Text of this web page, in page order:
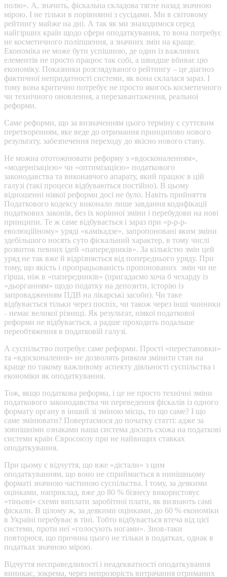
полю». А, значить, фіскальна складова тягне назад значною
мірою. І не тільки в порівнянні з сусідами. Ми в світовому
рейтингу майже на дні. А так як ми знаходимося серед
найгірших країн щодо сфери оподаткування, то вона потребує
не косметичного поліпшення, а значних змін на краще.
Економіка не може бути успішною, де один із важливих
елементів не просто працює так собі, а швидше вбиває цю
економіку. Показники розглядуваного рейтингу – це діагноз
фактичної непридатності системи, як вона склалася зараз. І
тому вона критично потребує не просто якогось косметичного
чи технічного оновлення, а перезавантаження, реальної
реформи.
Саме реформи, що за визначенням цього терміну є суттєвим
перетворенням, яке веде до отримання принципово нового
результату, забезпечення переходу до якісно нового стану.
Не можна ототожнювати реформу з «вдосконаленням»,
«модернізацією» чи «оптимізацією» податкового
законодавства та виконавчого апарату, який працює в цій
галузі (такі процеси відбуваються постійно). В цьому
відношенні ніякої реформи досі не було. Навіть прийняття
Податкового кодексу виконало лише завдання кодифікації
податкових законів, без їх корінної зміни і перебудови на нові
принципи. Те ж саме відбувається і зараз при «р-р-р-
еволюційному» уряді «камікадзе», запропоновані яким зміни
здебільшого носять суто фіскальний характер, в тому числі
розвиток певних ідей «папередників». За кількістю змін цей
уряд не так вже й відрізняється від попереднього уряду. При
тому, що якість і пропрацьованість пропонованих змін чи не
гірша, ніж в «папередників» (пригадаємо хоча б чехарду із
«дьорганням» щодо податку на депозити, історію із
запровадженням ПДВ на лікарські засоби). Чи таке
відбувається тільки через поспіх, чи також через інші чинники
– немає великої різниці. Як результат, ніякої податкової
реформи не відбувається, а радше проходить подальше
переобтяження в податковій галузі.
А суспільство потребує саме реформи. Прості «перестановки»
та «вдосконалення» не дозволять ривком змінити стан на
краще по такому важливому аспекту діяльності суспільства і
економіки як оподаткування.
Тож, якщо податкова реформа, і це не просто технічні зміни
податкового законодавства чи переведення фіскалів із одного
формату органу в інший зі зміною місць, то що саме? І що
саме змінювати? Повертаємося до початку статті: адже за
зовнішніми ознаками наша система досить схожа на податкові
системи країн Євросоюзу при не найвищих ставках
оподаткування.
При цьому є відчуття, що вже «дістали» з цим
оподаткуванням, що воно не сприймається в нинішньому
форматі значною частиною суспільства. І тому, за деякими
оцінками, наприклад, вже до 80 % бізнесу використовує
«тіньові» схеми виплати заробітної плати, як визнають самі
фіскали. В цілому ж, за деякими оцінками, до 60 % економіки
в Україні перебуває в тіні. Тобто відбувається втеча від цієї
системи, проти неї «голосують ногами». Знов-таки
повторюся, що причина цього не тільки в податках, однак в
податках значною мірою.
Відчуття несправедливості і неадекватності оподаткування
виникає, зокрема, через непрозорість витрачання отриманих